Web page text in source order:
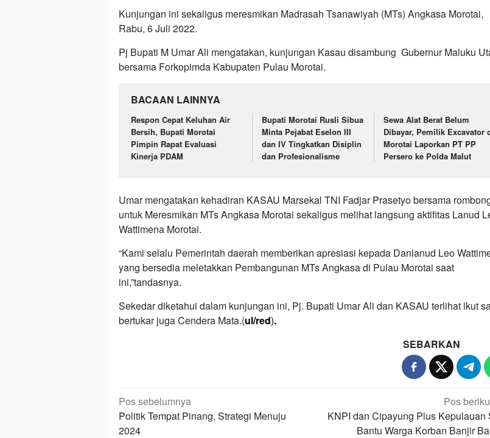
Kunjungan ini sekaligus meresmikan Madrasah Tsanawiyah (MTs) Angkasa Morotai,
Rabu, 6 Juli 2022.
Pj Bupati M Umar Ali mengatakan, kunjungan Kasau disambung Gubernur Maluku
bersama Forkopimda Kabupaten Pulau Morotai.
BACAAN LAINNYA
Respon Cepat Keluhan Air
Bersih, Bupati Morotai
Pimpin Rapat Evaluasi
Kinerja PDAM
Bupati Morotai Rusli Sibua
Minta Pejabat Eselon III
dan IV Tingkatkan Disiplin
dan Profesionalisme
Sewa Alat Berat Belum
Dibayar, Pemilik Excavator
Morotai Laporkan PT PP
Persero ke Polda Malut
Umar mengatakan kehadiran KASAU Marsekal TNI Fadjar Prasetyo bersama
untuk Meresmikan MTs Angkasa Morotai sekaligus melihat langsung aktifitas Lanud
Wattimena Morotai.
“Kami selalu Pemerintah daerah memberikan apresiasi kepada Danlanud Leo
yang bersedia meletakkan Pembangunan MTs Angkasa di Pulau Morotai saat
ini,”tandasnya.
Sekedar diketahui dalam kunjungan ini, Pj. Bupati Umar Ali dan KASAU terlihat ikut
bertukar juga Cendera Mata.(ul/red).
SEBARKAN
Navigasi
pos
Pos sebelumnya
Politik Tempat Pinang, Strategi Menuju
2024
Pos
KNPI dan Cipayung Plus Kepulauan
Bantu Warga Korban Banjir